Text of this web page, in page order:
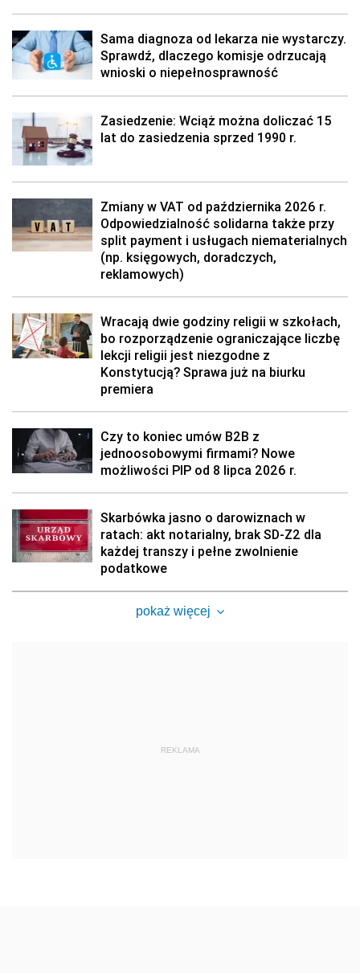
Sama diagnoza od lekarza nie wystarczy.
Sprawdź, dlaczego komisje odrzucają
wnioski o niepełnosprawność
Zasiedzenie: Wciąż można doliczać 15
lat do zasiedzenia sprzed 1990 r.
Zmiany w VAT od października 2026 r.
Odpowiedzialność solidarna także przy
split payment i usługach niematerialnych
(np. księgowych, doradczych,
reklamowych)
Wracają dwie godziny religii w szkołach,
bo rozporządzenie ograniczające liczbę
lekcji religii jest niezgodne z
Konstytucją? Sprawa już na biurku
premiera
Czy to koniec umów B2B z
jednoosobowymi firmami? Nowe
możliwości PIP od 8 lipca 2026 r.
Skarbówka jasno o darowiznach w
ratach: akt notarialny, brak SD-Z2 dla
każdej transzy i pełne zwolnienie
podatkowe
pokaż więcej
REKLAMA